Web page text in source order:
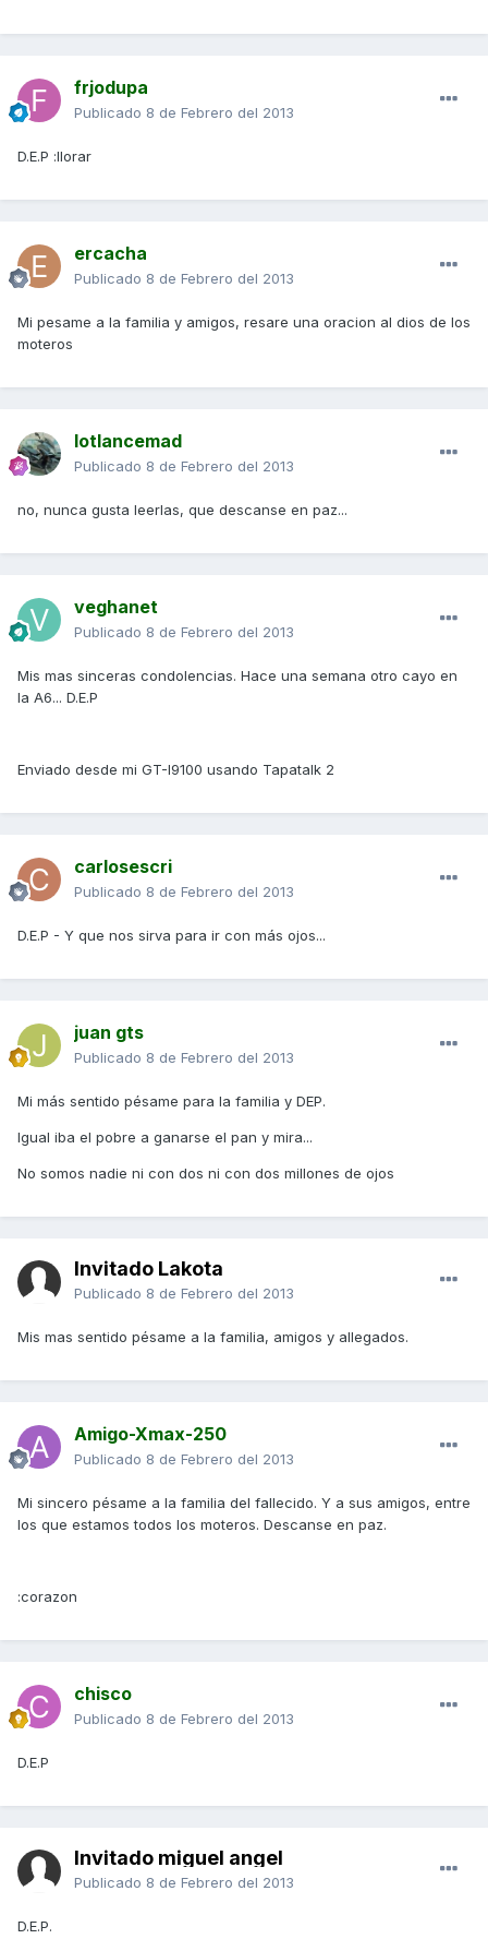
frjodupa
Publicado 8 de Febrero del 2013
D.E.P :llorar
ercacha
Publicado 8 de Febrero del 2013
Mi pesame a la familia y amigos, resare una oracion al dios de los
moteros
lotlancemad
Publicado 8 de Febrero del 2013
no, nunca gusta leerlas, que descanse en paz...
veghanet
Publicado 8 de Febrero del 2013
Mis mas sinceras condolencias. Hace una semana otro cayo en
la A6... D.E.P
Enviado desde mi GT-I9100 usando Tapatalk 2
carlosescri
Publicado 8 de Febrero del 2013
D.E.P - Y que nos sirva para ir con más ojos...
juan gts
Publicado 8 de Febrero del 2013
Mi más sentido pésame para la familia y DEP.
Igual iba el pobre a ganarse el pan y mira...
No somos nadie ni con dos ni con dos millones de ojos
Invitado Lakota
Publicado 8 de Febrero del 2013
Mis mas sentido pésame a la familia, amigos y allegados.
Amigo-Xmax-250
Publicado 8 de Febrero del 2013
Mi sincero pésame a la familia del fallecido. Y a sus amigos, entre
los que estamos todos los moteros. Descanse en paz.
:corazon
chisco
Publicado 8 de Febrero del 2013
D.E.P
Invitado miguel angel
Publicado 8 de Febrero del 2013
D.E.P.